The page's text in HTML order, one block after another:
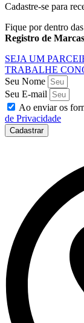
Cadastre-se para
Fique por dentro
Registro de Marcas
SEJA UM
TRABALHE
Seu Nome
Seu E-mail
Ao enviar os
de Privacidade
Cadastrar